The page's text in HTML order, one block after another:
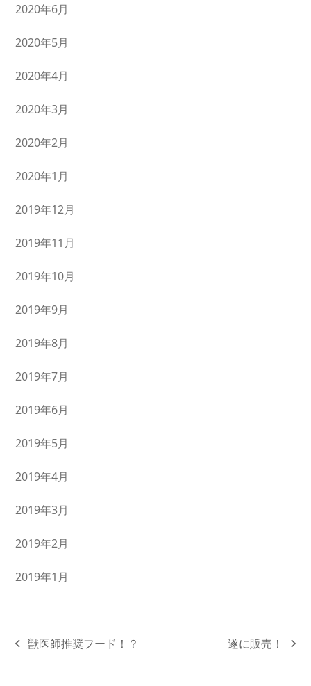
2020年6月
2020年5月
2020年4月
2020年3月
2020年2月
2020年1月
2019年12月
2019年11月
2019年10月
2019年9月
2019年8月
2019年7月
2019年6月
2019年5月
2019年4月
2019年3月
2019年2月
2019年1月
previous
獣医師推奨フード！？
next
遂に販売！